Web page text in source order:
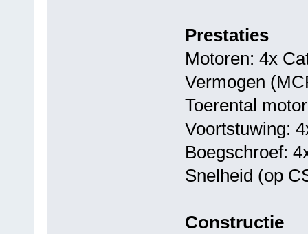
Prestaties
Motoren: 4x
Vermogen
Toerental
Voortstuwing:
Boegschroef:
Snelheid (op
Constructie